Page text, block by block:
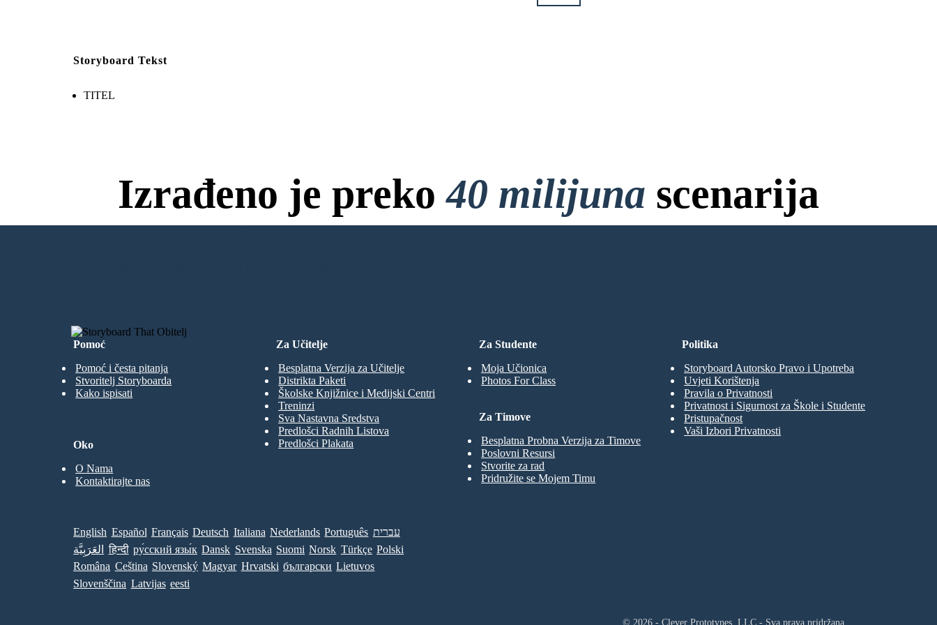
Storyboard Tekst
TITEL
Izrađeno je preko40 milijuna scenarija
Bez Preuzimanja, bez Kreditne Kartice i bez Prijave!
Pomoć
Pomoć i česta pitanja
Stvoritelj Storyboarda
Kako ispisati
Za Studente
Moja Učionica
Photos For Class
Za Učitelje
Besplatna Verzija za Učitelje
Distrikta Paketi
Školske Knjižnice i Medijski Centri
Treninzi
Sva Nastavna Sredstva
Predlošci Radnih Listova
Predlošci Plakata
Za Timove
Besplatna Probna Verzija za Timove
Poslovni Resursi
Stvorite za rad
Pridružite se Mojem Timu
Oko
O Nama
Kontaktirajte nas
Politika
Storyboard Autorsko Pravo i Upotreba
Uvjeti Korištenja
Pravila o Privatnosti
Privatnost i Sigurnost za Škole i Studente
Pristupačnost
Vaši Izbori Privatnosti
English Español Français Deutsch Italiana Nederlands Português עברית
العَرَبِيَّة
हिन्दी ру́сский язы́к Dansk Svenska Suomi Norsk Türkçe Polski
Româna Ceština Slovenský Magyar Hrvatski български Lietuvos
Slovenščina Latvijas eesti
© 2026 - Clever Prototypes, LLC - Sva prava pridržana.